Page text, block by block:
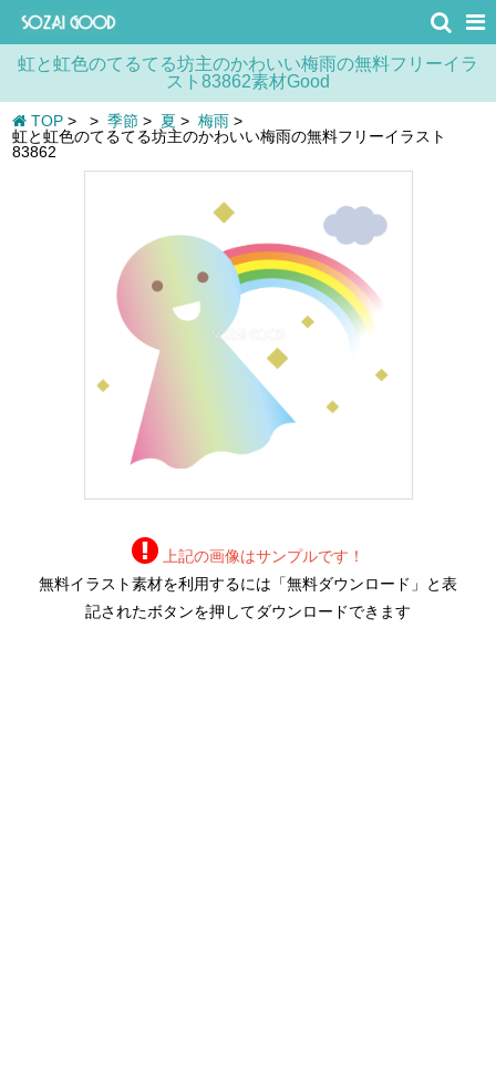
虹と虹色のてるてる坊主のかわいい梅雨の無料フリーイラ
スト83862素材Good
TOP > > 季節 > 夏 > 梅雨 >
虹と虹色のてるてる坊主のかわいい梅雨の無料フリーイラスト
83862
上記の画像はサンプルです！
無料イラスト素材を利用するには「無料ダウンロード」と表
記されたボタンを押してダウンロードできます